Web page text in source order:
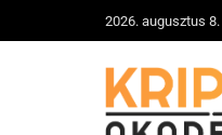
2026. augusztus 8.